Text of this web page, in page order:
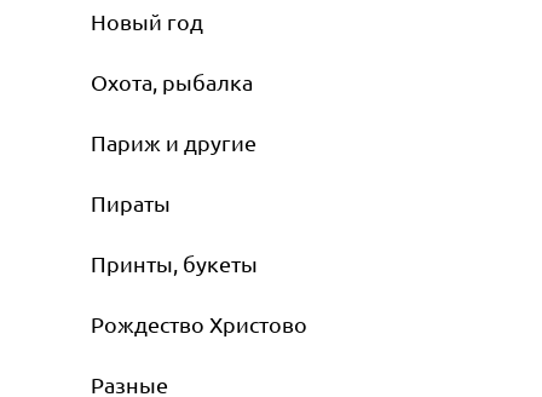
Новый год
Охота, рыбалка
Париж и другие
Пираты
Принты, букеты
Рождество Христово
Разные